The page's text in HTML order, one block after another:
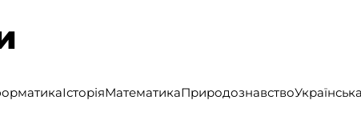
ІсторіяМатематикаПриродознавство